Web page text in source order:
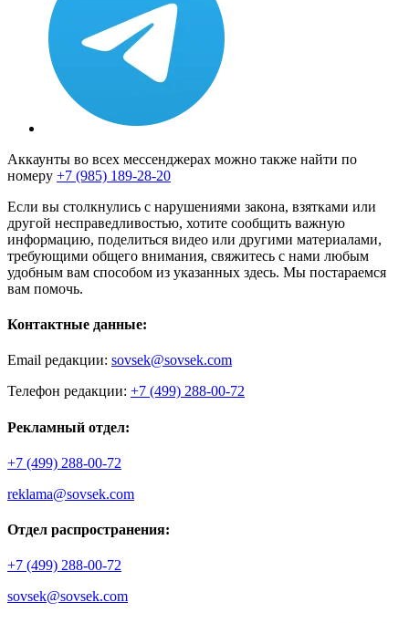
Аккаунты во всех мессенджерах можно также найти по
номеру +7 (985) 189-28-20
Если вы столкнулись с нарушениями закона, взятками или
другой несправедливостью, хотите сообщить важную
информацию, поделиться видео или другими материалами,
требующими общего внимания, свяжитесь с нами любым
удобным вам способом из указанных здесь. Мы постараемся
вам помочь.
Контактные данные:
Email редакции: sovsek@sovsek.com
Телефон редакции: +7 (499) 288-00-72
Рекламный отдел:
+7 (499) 288-00-72
reklama@sovsek.com
Отдел распространения:
+7 (499) 288-00-72
sovsek@sovsek.com